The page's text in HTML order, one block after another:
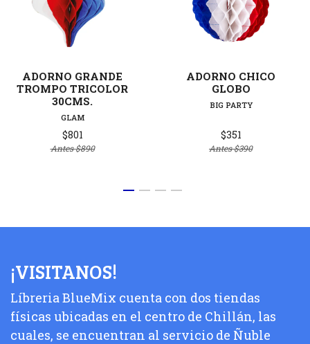
ADORNO GRANDE
TROMPO TRICOLOR
30CMS.
GLAM
$801
Antes$890
ADORNO CHICO
GLOBO
BIG PARTY
$351
Antes$390
¡VISITANOS!
Líbreria BlueMix cuenta con dos tiendas
físicas ubicadas en el centro de Chillán, las
cuales, se encuentran al servicio de Ñuble